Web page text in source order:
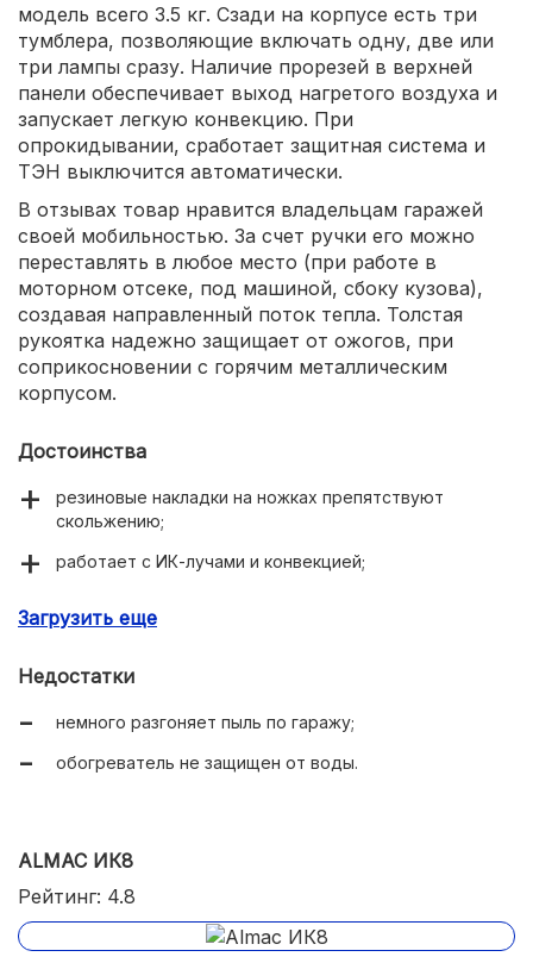
модель всего 3.5 кг. Сзади на корпусе есть три
тумблера, позволяющие включать одну, две или
три лампы сразу. Наличие прорезей в верхней
панели обеспечивает выход нагретого воздуха и
запускает легкую конвекцию. При
опрокидывании, сработает защитная система и
ТЭН выключится автоматически.
В отзывах товар нравится владельцам гаражей
своей мобильностью. За счет ручки его можно
переставлять в любое место (при работе в
моторном отсеке, под машиной, сбоку кузова),
создавая направленный поток тепла. Толстая
рукоятка надежно защищает от ожогов, при
соприкосновении с горячим металлическим
корпусом.
Достоинства
резиновые накладки на ножках препятствуют
скольжению;
работает с ИК-лучами и конвекцией;
Загрузить еще
Недостатки
немного разгоняет пыль по гаражу;
обогреватель не защищен от воды.
ALMAC ИК8
Рейтинг: 4.8